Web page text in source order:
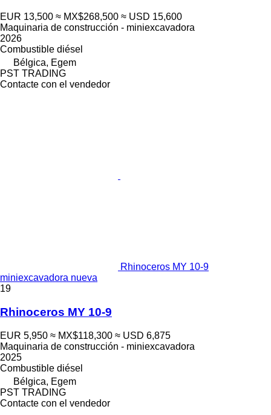
EUR 13,500 ≈ MX$268,500 ≈ USD 15,600
Maquinaria de construcción - miniexcavadora
2026
Combustible diésel
Bélgica, Egem
PST TRADING
Contacte con el vendedor
Rhinoceros MY 10-9
miniexcavadora nueva
19
Rhinoceros MY 10-9
EUR 5,950 ≈ MX$118,300 ≈ USD 6,875
Maquinaria de construcción - miniexcavadora
2025
Combustible diésel
Bélgica, Egem
PST TRADING
Contacte con el vendedor